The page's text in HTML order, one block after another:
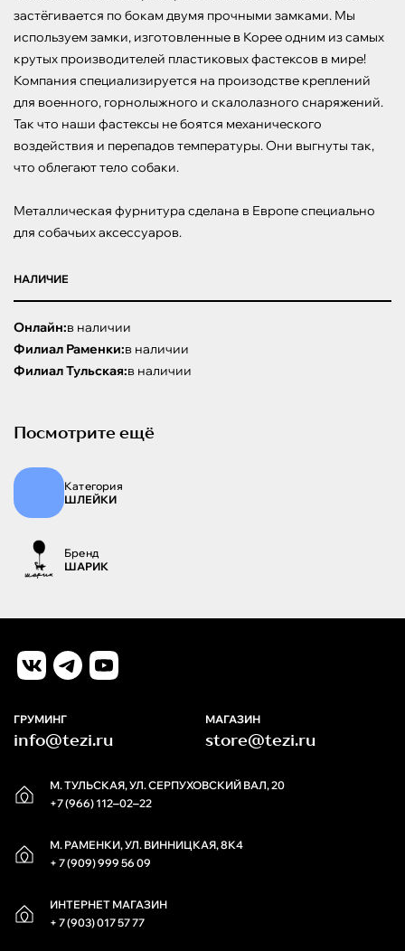
застёгивается по бокам двумя прочными замками. Мы
используем замки, изготовленные в Корее одним из самых
крутых производителей пластиковых фастексов в мире!
Компания специализируется на произодстве креплений
для военного, горнолыжного и скалолазного снаряжений.
Так что наши фастексы не боятся механического
воздействия и перепадов температуры. Они выгнуты так,
что облегают тело собаки.
Металлическая фурнитура сделана в Европе специально
для собачьих аксессуаров.
НАЛИЧИЕ
Онлайн:в наличии
Филиал Раменки:в наличии
Филиал Тульская:в наличии
Посмотрите ещё
Категория
ШЛЕЙКИ
Бренд
ШАРИК
М. ТУЛЬСКАЯ, УЛ. СЕРПУХОВСКИЙ ВАЛ, 20
+7 (966) 112‒02‒22
М. РАМЕНКИ, УЛ. ВИННИЦКАЯ, 8К4
+ 7 (909) 999 56 09
ИНТЕРНЕТ МАГАЗИН
+ 7 (903) 017 57 77
ГРУМИНГ
info@tezi.ru
МАГАЗИН
store@tezi.ru